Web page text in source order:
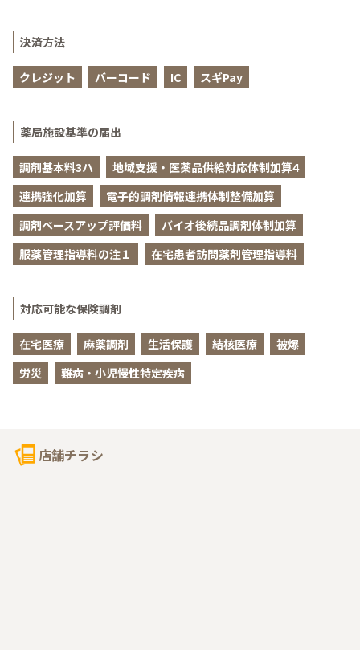
決済方法
クレジット バーコード IC スギPay
薬局施設基準の届出
調剤基本料3ハ
地域支援・医薬品供給対応体制加算4
連携強化加算
電子的調剤情報連携体制整備加算
調剤ベースアップ評価料
バイオ後続品調剤体制加算
服薬管理指導料の注１
在宅患者訪問薬剤管理指導料
対応可能な保険調剤
在宅医療 麻薬調剤 生活保護 結核医療
被爆
労災
難病・小児慢性特定疾病
店舗チラシ